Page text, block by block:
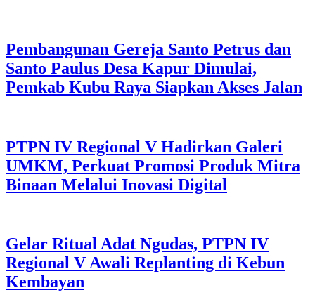
Pembangunan Gereja Santo Petrus dan
Santo Paulus Desa Kapur Dimulai,
Pemkab Kubu Raya Siapkan Akses Jalan
PTPN IV Regional V Hadirkan Galeri
UMKM, Perkuat Promosi Produk Mitra
Binaan Melalui Inovasi Digital
Gelar Ritual Adat Ngudas, PTPN IV
Regional V Awali Replanting di Kebun
Kembayan